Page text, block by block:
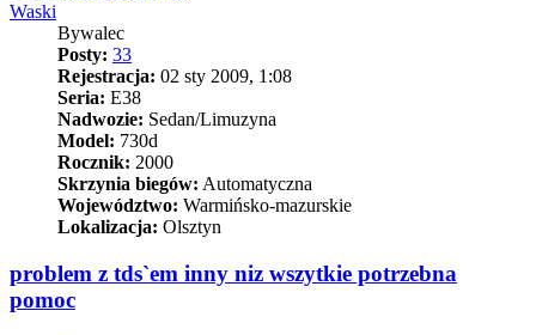
Waski
Bywalec
Posty: 33
Rejestracja: 02 sty 2009, 1:08
Seria: E38
Nadwozie: Sedan/Limuzyna
Model: 730d
Rocznik: 2000
Skrzynia biegów: Automatyczna
Województwo: Warmińsko-mazurskie
Lokalizacja: Olsztyn
problem z tds`em inny niz wszytkie potrzebna
pomoc